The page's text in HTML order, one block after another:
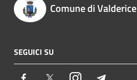
Comune di Valderice
SEGUICI SU
Facebook TwitterInstagram